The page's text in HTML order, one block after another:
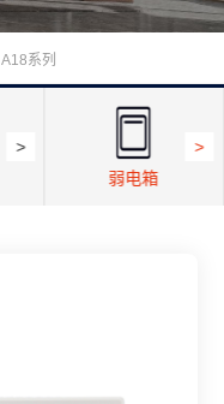
A18系列
>
弱电箱
>